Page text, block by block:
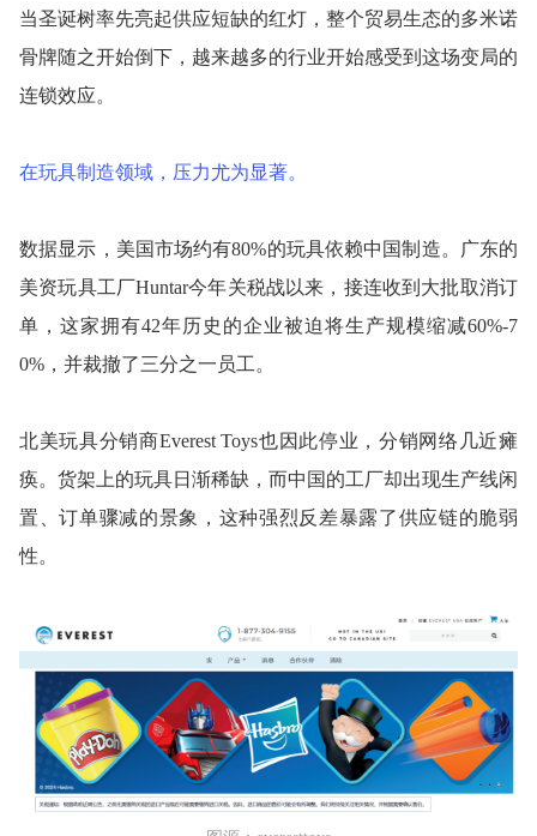
当圣诞树率先亮起供应短缺的红灯，整个贸易生态的多米诺
骨牌随之开始倒下，越来越多的行业开始感受到这场变局的
连锁效应。
在玩具制造领域，压力尤为显著。
数据显示，美国市场约有80%的玩具依赖中国制造。广东的
美资玩具工厂Huntar今年关税战以来，接连收到大批取消订
单，这家拥有42年历史的企业被迫将生产规模缩减60%-7
0%，并裁撤了三分之一员工。
北美玩具分销商Everest Toys也因此停业，分销网络几近瘫
痪。货架上的玩具日渐稀缺，而中国的工厂却出现生产线闲
置、订单骤减的景象，这种强烈反差暴露了供应链的脆弱
性。